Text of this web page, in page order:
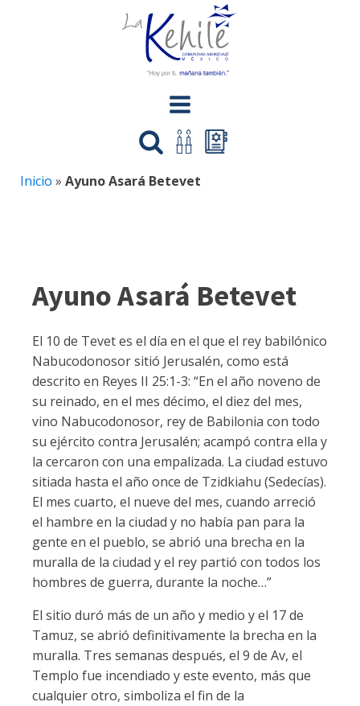
Inicio » Ayuno Asará Betevet
Ayuno Asará Betevet
El 10 de Tevet es el día en el que el rey babilónico
Nabucodonosor sitió Jerusalén, como está
descrito en Reyes II 25:1-3: “En el año noveno de
su reinado, en el mes décimo, el diez del mes,
vino Nabucodonosor, rey de Babilonia con todo
su ejército contra Jerusalén; acampó contra ella y
la cercaron con una empalizada. La ciudad estuvo
sitiada hasta el año once de Tzidkiahu (Sedecías).
El mes cuarto, el nueve del mes, cuando arreció
el hambre en la ciudad y no había pan para la
gente en el pueblo, se abrió una brecha en la
muralla de la ciudad y el rey partió con todos los
hombres de guerra, durante la noche…”
El sitio duró más de un año y medio y el 17 de
Tamuz, se abrió definitivamente la brecha en la
muralla. Tres semanas después, el 9 de Av, el
Templo fue incendiado y este evento, más que
cualquier otro, simboliza el fin de la